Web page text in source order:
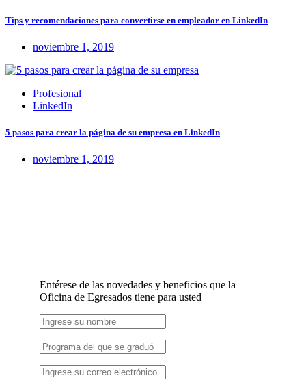
Tips y recomendaciones para convertirse en empleador en LinkedIn
noviembre 1, 2019
Profesional
LinkedIn
5 pasos para crear la página de su empresa en LinkedIn
noviembre 1, 2019
Entérese de las novedades y beneficios que la
Oficina de Egresados tiene para usted